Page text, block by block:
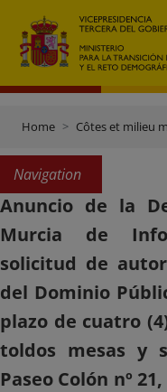
Home Côtes et milieu
Navigation
Anuncio de la
Murcia de
solicitud de
del Dominio
plazo de cuatro
toldos mesas y
Paseo Colón nº